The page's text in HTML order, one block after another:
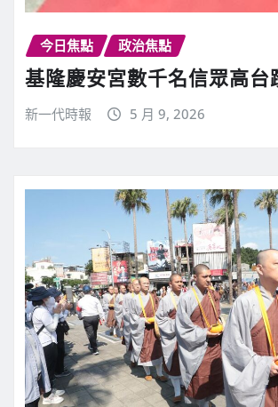
今日焦點 政治焦點
基隆慶安宮數千名信眾高台
新一代時報 5 月 9, 2026